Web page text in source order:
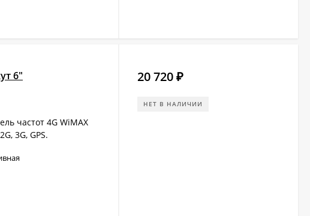
6"
частот 4G WiMAX
3G, GPS.
20 720 ₽
НЕТ В НАЛИЧИИ